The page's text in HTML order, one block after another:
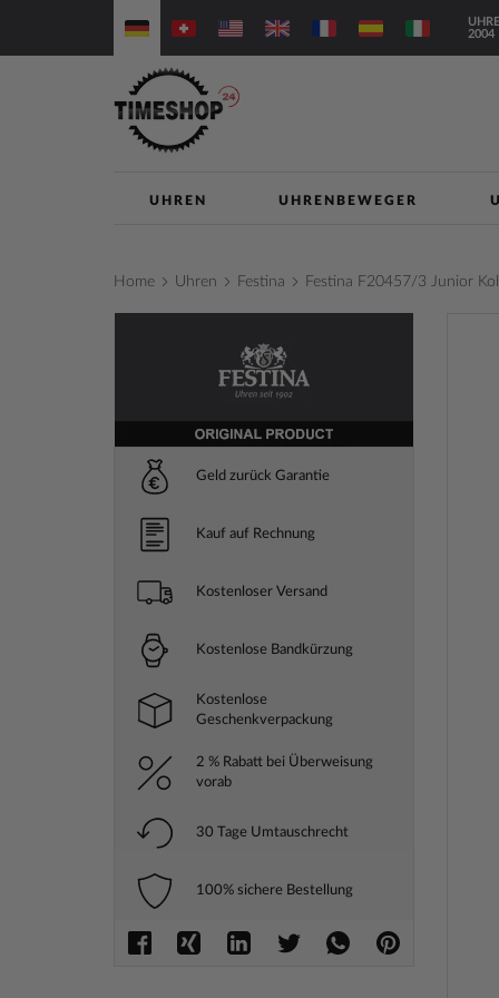
zum
2004
UHREN UHRENBEWEGER
Home Uhren Festina Festina F20457/3 Junior
Geld zurück Garantie
Kauf auf Rechnung
Kostenloser Versand
Kostenlose Bandkürzung
Kostenlose
Geschenkverpackung
2 % Rabatt bei Überweisung
vorab
30 Tage Umtauschrecht
100% sichere Bestellung